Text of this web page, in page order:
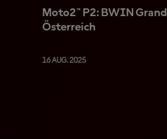
Moto2™ P2: BWIN
Österreich
16 AUG. 2025